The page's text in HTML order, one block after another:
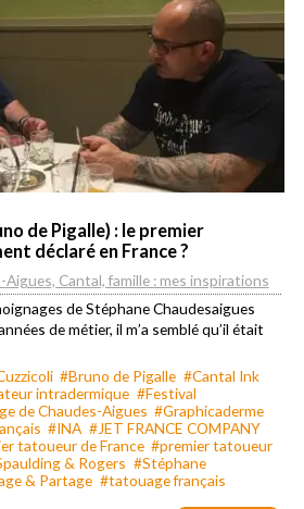
de Pigalle) : le premier
déclaré en France ?
Aigues, Cantal, famille : mes inspirations
de Stéphane Chaudesaigues
de métier, il m’a semblé qu’il était
#Bruno de Pigalle #Cantal Ink
intradermique #Festival
de Chaudes-Aigues #Graphicaderme
#INA #JET FRANCE COMPANY
tatoueur de France #premier tatoueur
& Rogers #Stéphane
& Partage #tatouage français